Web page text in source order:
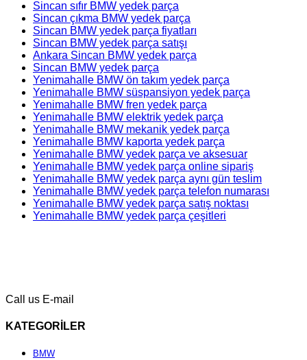
Sincan sıfır BMW yedek parça
Sincan çıkma BMW yedek parça
Sincan BMW yedek parça fiyatları
Sincan BMW yedek parça satışı
Ankara Sincan BMW yedek parça
Sincan BMW yedek parça
Yenimahalle BMW ön takım yedek parça
Yenimahalle BMW süspansiyon yedek parça
Yenimahalle BMW fren yedek parça
Yenimahalle BMW elektrik yedek parça
Yenimahalle BMW mekanik yedek parça
Yenimahalle BMW kaporta yedek parça
Yenimahalle BMW yedek parça ve aksesuar
Yenimahalle BMW yedek parça online sipariş
Yenimahalle BMW yedek parça aynı gün teslim
Yenimahalle BMW yedek parça telefon numarası
Yenimahalle BMW yedek parça satış noktası
Yenimahalle BMW yedek parça çeşitleri
Call us E-mail
KATEGORİLER
BMW